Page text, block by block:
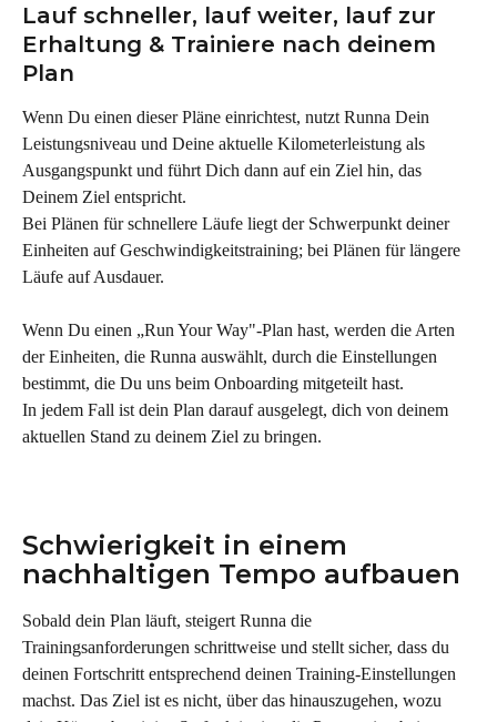
Lauf schneller, lauf weiter, lauf zur
Erhaltung & Trainiere nach deinem
Plan
Wenn Du einen dieser Pläne einrichtest, nutzt Runna Dein
Leistungsniveau und Deine aktuelle Kilometerleistung als
Ausgangspunkt und führt Dich dann auf ein Ziel hin, das
Deinem Ziel entspricht.
Bei Plänen für schnellere Läufe liegt der Schwerpunkt deiner
Einheiten auf Geschwindigkeitstraining; bei Plänen für längere
Läufe auf Ausdauer.
Wenn Du einen „Run Your Way"-Plan hast, werden die Arten
der Einheiten, die Runna auswählt, durch die Einstellungen
bestimmt, die Du uns beim Onboarding mitgeteilt hast.
In jedem Fall ist dein Plan darauf ausgelegt, dich von deinem
aktuellen Stand zu deinem Ziel zu bringen.
Schwierigkeit in einem
nachhaltigen Tempo aufbauen
Sobald dein Plan läuft, steigert Runna die
Trainingsanforderungen schrittweise und stellt sicher, dass du
deinen Fortschritt entsprechend deinen Training-Einstellungen
machst. Das Ziel ist es nicht, über das hinauszugehen, wozu